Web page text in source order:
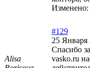
Изменено:
Alisa
#129
25 Января
Спасибо
vasko.ru